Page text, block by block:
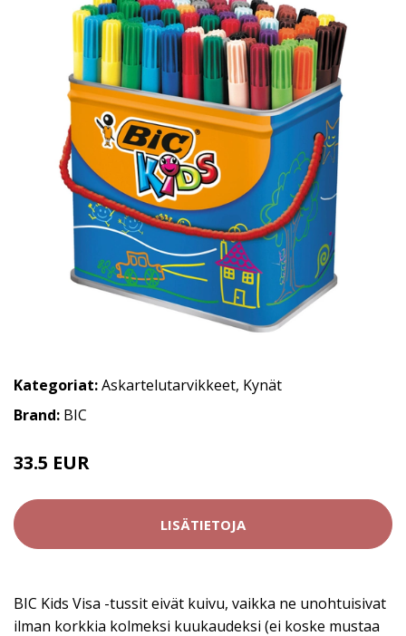
Kategoriat:Askartelutarvikkeet, Kynät
Brand: BIC
33.5 EUR
LISÄTIETOJA
BIC Kids Visa -tussit eivät kuivu, vaikka ne unohtuisivat
ilman korkkia kolmeksi kuukaudeksi (ei koske mustaa